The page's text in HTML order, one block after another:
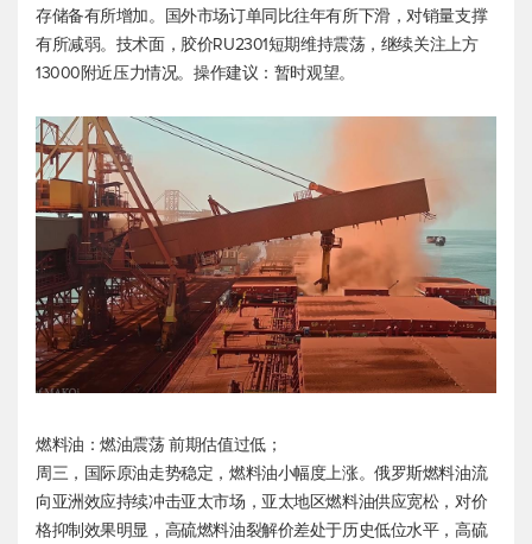
存储备有所增加。国外市场订单同比往年有所下滑，对销量支撑
有所减弱。技术面，胶价RU2301短期维持震荡，继续关注上方
13000附近压力情况。操作建议：暂时观望。
燃料油：燃油震荡 前期估值过低；
周三，国际原油走势稳定，燃料油小幅度上涨。俄罗斯燃料油流
向亚洲效应持续冲击亚太市场，亚太地区燃料油供应宽松，对价
格抑制效果明显，高硫燃料油裂解价差处于历史低位水平，高硫